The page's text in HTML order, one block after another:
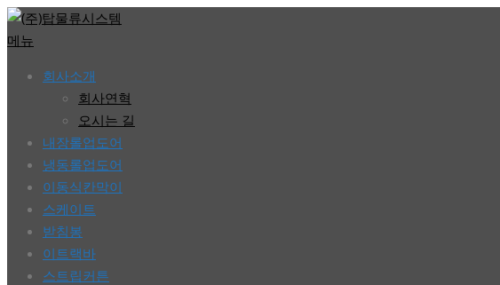
콘
텐
메뉴
회사소개
회사연혁
오시는 길
내장롤업도어
냉동롤업도어
이동식칸막이
스케이트
받침봉
이트랙바
스트립커튼